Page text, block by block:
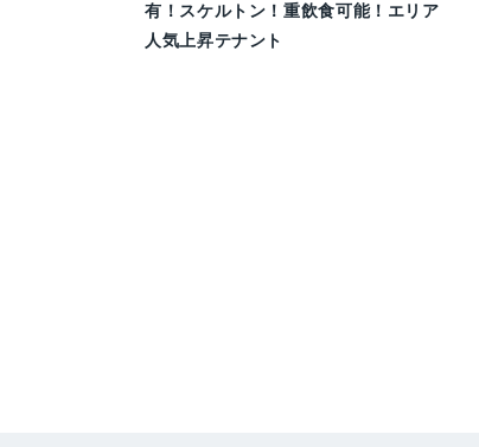
有！スケルトン！重飲食可能！エリア
人気上昇テナント